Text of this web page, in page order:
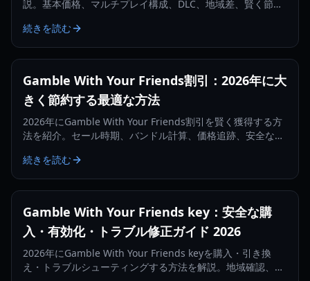
説。基本価格、マルチプレイ構成、DLC、地域差、賢く節約
続きを読む
Gamble With Your Friends割引：2026年に大
きく節約する最適な方法
2026年にGamble With Your Friends割引を賢く獲得する方
法を紹介。セール時期、バンドル計算、価格追跡、安全な購
続きを読む
Gamble With Your Friends key：安全な購
入・有効化・トラブル修正ガイド 2026
2026年にGamble With Your Friends keyを購入・引き換
え・トラブルシューティングする方法を解説。地域確認、販